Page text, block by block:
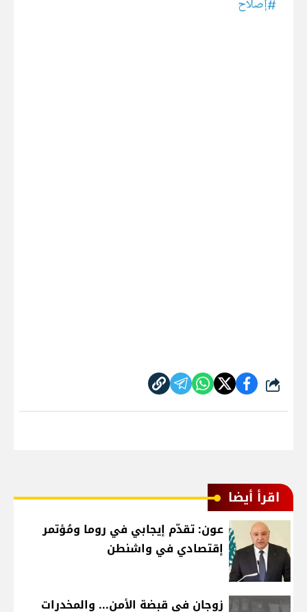
شارك
اقرأ أيضا
عون: تقدّم إيجابي في روما ومُؤتمر
إقتصادي في واشنطن
زوجان في قبضة الأمن... والمخدرات